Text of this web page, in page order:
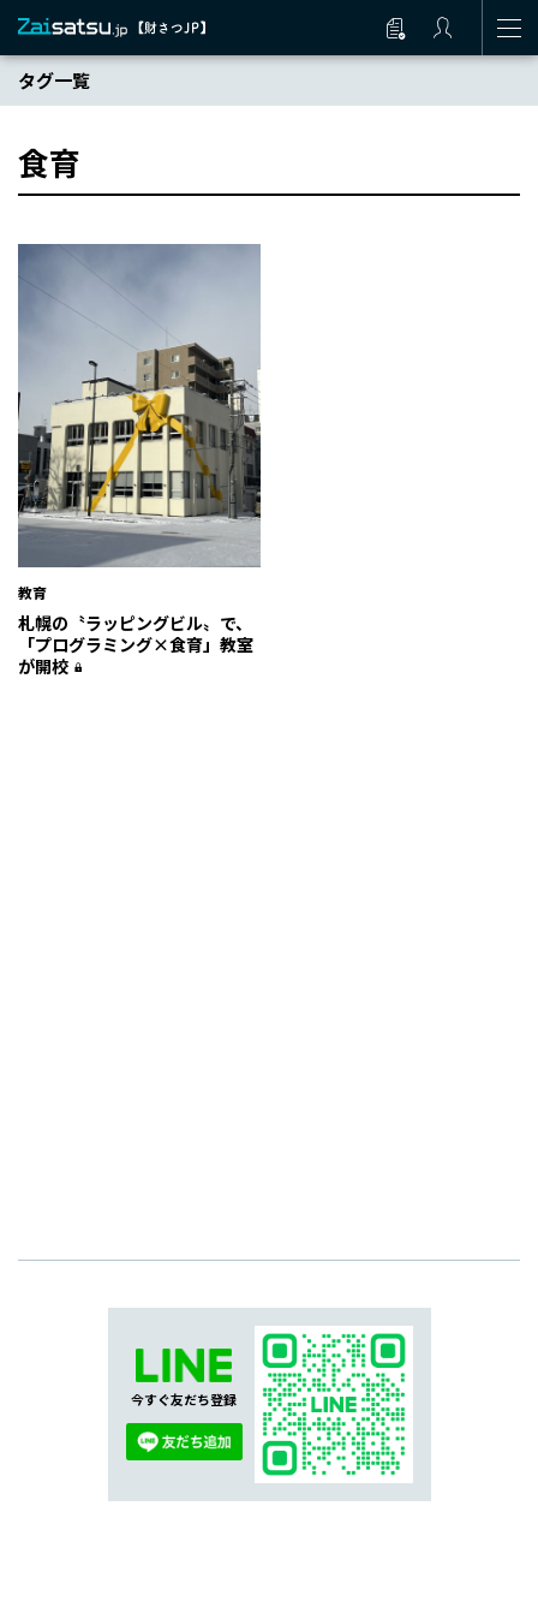
タグ一覧
食育
教育
札幌の〝ラッピングビル〟で、
「プログラミング×食育」教室
が開校
今すぐ友だち登録